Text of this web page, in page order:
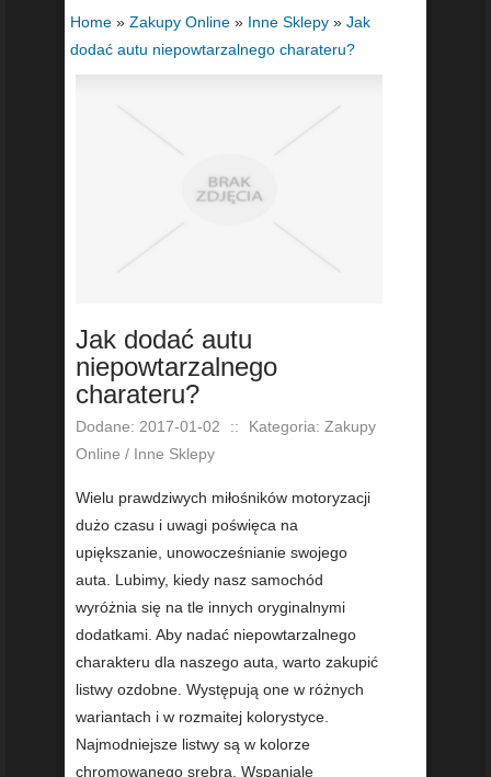
Home » Zakupy Online » Inne Sklepy » Jak
dodać autu niepowtarzalnego charateru?
Jak dodać autu
niepowtarzalnego
charateru?
Dodane: 2017-01-02 ::
Kategoria: Zakupy
Online / Inne Sklepy
Wielu prawdziwych miłośników motoryzacji
dużo czasu i uwagi poświęca na
upiększanie, unowocześnianie swojego
auta. Lubimy, kiedy nasz samochód
wyróżnia się na tle innych oryginalnymi
dodatkami. Aby nadać niepowtarzalnego
charakteru dla naszego auta, warto zakupić
listwy ozdobne. Występują one w różnych
wariantach i w rozmaitej kolorystyce.
Najmodniejsze listwy są w kolorze
chromowanego srebra. Wspaniale